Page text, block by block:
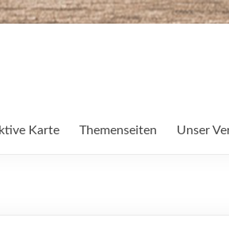
Karte Themenseiten Unser